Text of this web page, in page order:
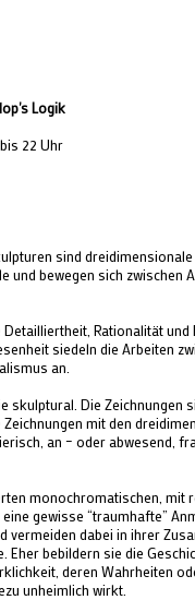
Logik
22 Uhr
sind
und bewegen sich zwischen
Rationalität und
siedeln die Arbeiten
an.
skulptural. Die Zeichnungen
mit den
an – oder abwesend,
monochromatischen, mit
gewisse “traumhafte”
vermeiden dabei in ihrer
Eher bebildern sie die
deren Wahrheiten
unheimlich wirkt.